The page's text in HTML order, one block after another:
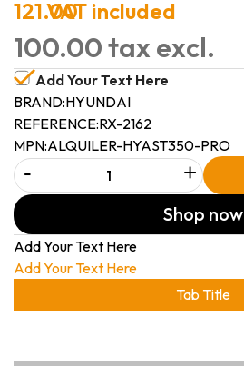
121.00VAT included
100.00 tax excl.
Add Your Text Here
BRAND:HYUNDAI
REFERENCE:RX-2162
MPN:ALQUILER-HYAST350-PRO
- +
Shop now
Add Your Text Here
Add Your Text Here
Tab Title